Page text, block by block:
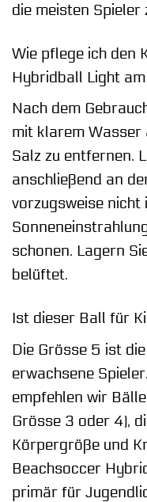
die meisten Spieler
Wie pflege ich den
Hybridball Light
Nach dem
mit klarem Wasser
Salz zu entfernen.
anschließend an
vorzugsweise nicht
schonen. Lagern
belüftet.
Ist dieser Ball für
Die Grösse 5 ist
erwachsene
empfehlen wir
Grösse 3 oder 4),
Körpergröße und
Beachsoccer
primär für